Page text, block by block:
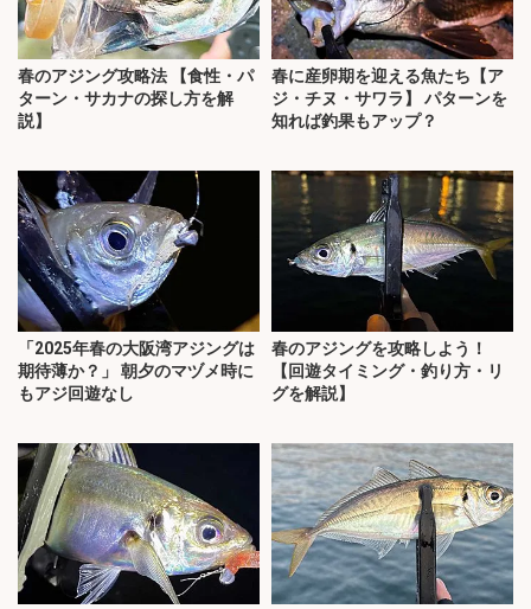
春のアジング攻略法 【食性・パ
ターン・サカナの探し方を解
説】
春に産卵期を迎える魚たち【ア
ジ・チヌ・サワラ】 パターンを
知れば釣果もアップ？
「2025年春の大阪湾アジングは
期待薄か？」 朝夕のマヅメ時に
もアジ回遊なし
春のアジングを攻略しよう！
【回遊タイミング・釣り方・リ
グを解説】